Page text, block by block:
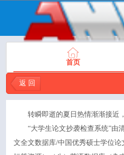
首页
返 回
转瞬即逝的夏日热情渐渐接近
“大学生论文抄袭检查系统”由
文全文数据库/中国优秀硕士学位